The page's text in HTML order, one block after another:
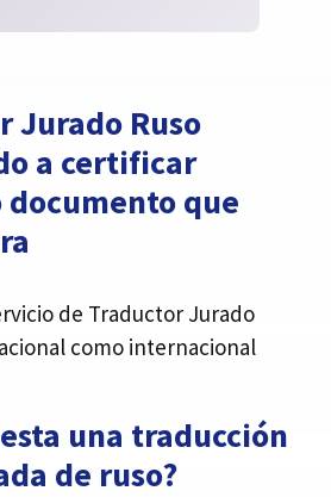
Jurado Ruso
a certificar
que
de Traductor Jurado
como internacional
una traducción
de ruso?